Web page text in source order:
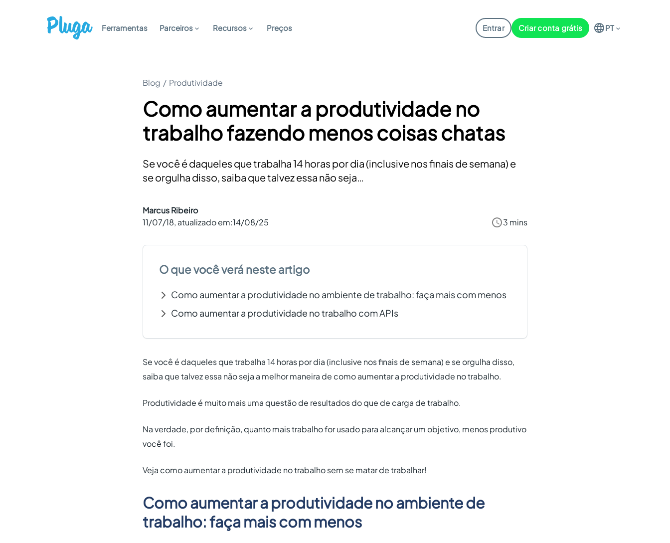
Ferramentas Parceiros Recursos Preços Entrar Criar conta grátis PT
Blog / Produtividade
Como aumentar a produtividade no
trabalho fazendo menos coisas chatas
Se você é daqueles que trabalha 14 horas por dia (inclusive nos finais de semana) e
se orgulha disso, saiba que talvez essa não seja…
Marcus Ribeiro
11/07/18, atualizado em:14/08/25 3 mins
O que você verá neste artigo
Como aumentar a produtividade no ambiente de trabalho: faça mais com menos
Como aumentar a produtividade no trabalho com APIs
Se você é daqueles que trabalha 14 horas por dia (inclusive nos finais de semana) e se orgulha disso,
saiba que talvez essa não seja a melhor maneira de como aumentar a produtividade no trabalho.
Produtividade é muito mais uma questão de resultados do que de carga de trabalho.
Na verdade, por definição, quanto mais trabalho for usado para alcançar um objetivo, menos produtivo
você foi.
Veja como aumentar a produtividade no trabalho sem se matar de trabalhar!
Como aumentar a produtividade no ambiente de
trabalho: faça mais com menos